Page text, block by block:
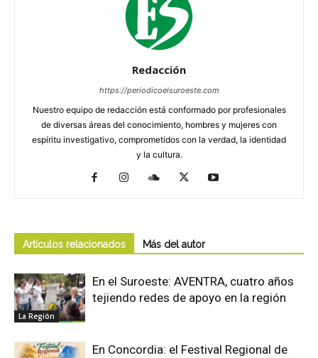
Redacción
https://periodicoelsuroeste.com
Nuestro equipo de redacción está conformado por profesionales
de diversas áreas del conocimiento, hombres y mujeres con
espíritu investigativo, comprometidos con la verdad, la identidad
y la cultura.
Artículos relacionados Más del autor
La Región
En el Suroeste: AVENTRA, cuatro años
tejiendo redes de apoyo en la región
En Concordia: el Festival Regional de